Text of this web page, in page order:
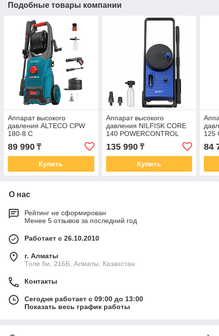
Подобные товары компании
Аппарат высокого
давления ALTECO CPW
180-8 C
89 990 ₸
Купить
Аппарат высокого
давления NILFISK CORE
140 POWERCONTROL
128471263
135 990₸
Купить
125
84
О нас
Рейтинг не сформирован
Менее 5 отзывов за последний год
Работает с 26.10.2010
г. Алматы
Толе би, 216Б, Алматы, Казахстан
Контакты
Сегодня работает с 09:00 до 13:00
Показать весь график работы